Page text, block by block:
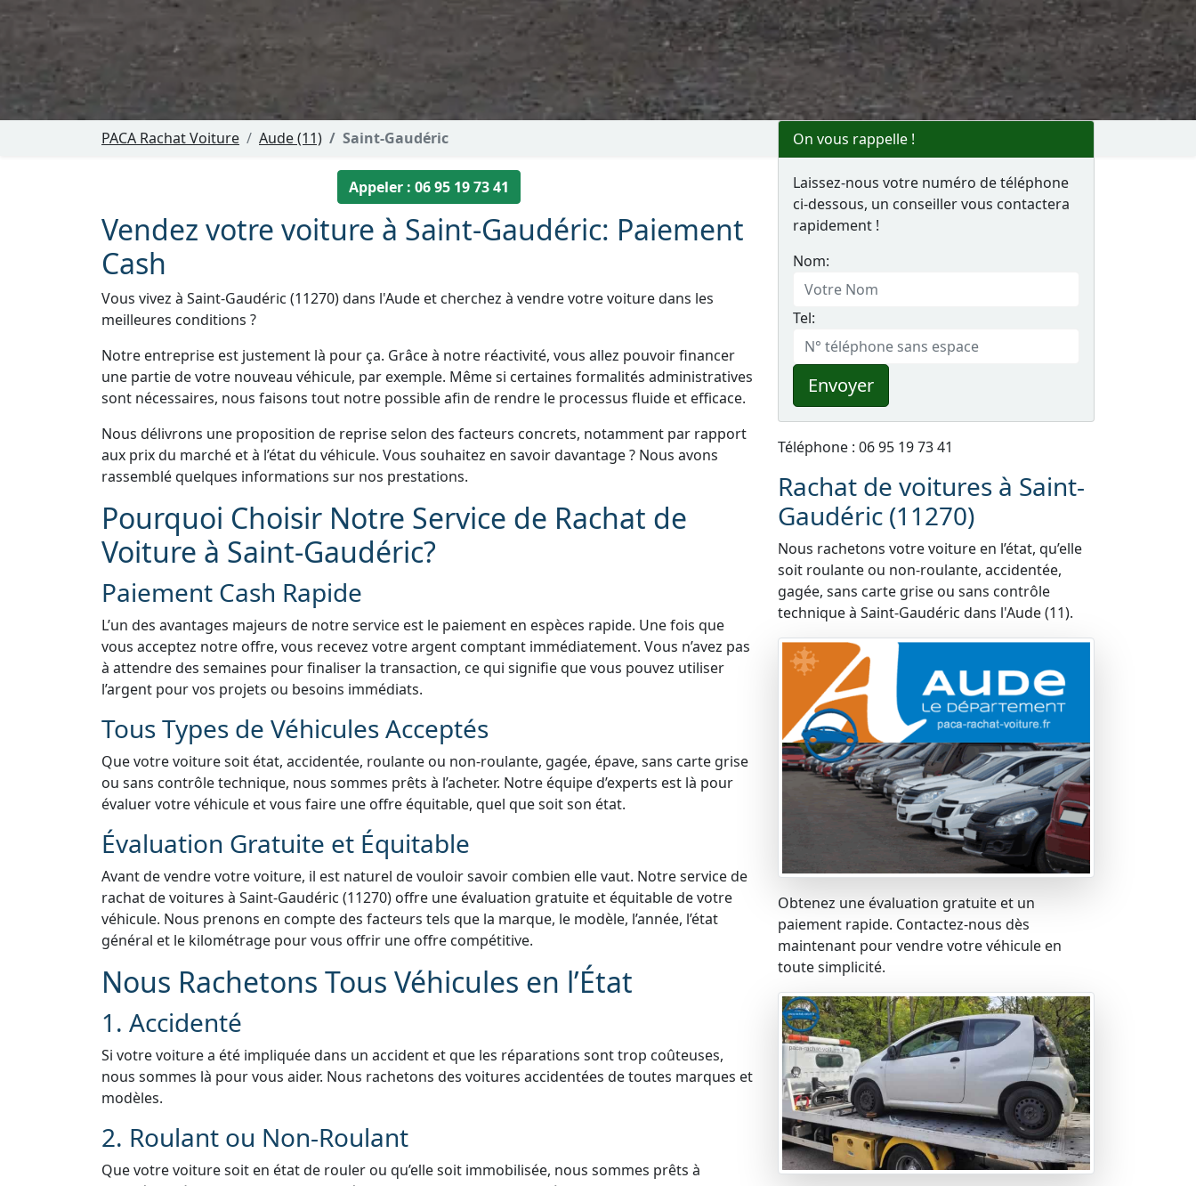
PACA Rachat Voiture Aude (11) Saint-Gaudéric
Appeler : 06 95 19 73 41
Vendez votre voiture à Saint-Gaudéric: Paiement
Cash
Vous vivez à Saint-Gaudéric (11270) dans l'Aude et cherchez à vendre votre voiture dans les
meilleures conditions ?
Notre entreprise est justement là pour ça. Grâce à notre réactivité, vous allez pouvoir financer
une partie de votre nouveau véhicule, par exemple. Même si certaines formalités administratives
sont nécessaires, nous faisons tout notre possible afin de rendre le processus fluide et efficace.
Nous délivrons une proposition de reprise selon des facteurs concrets, notamment par rapport
aux prix du marché et à l’état du véhicule. Vous souhaitez en savoir davantage ? Nous avons
rassemblé quelques informations sur nos prestations.
Pourquoi Choisir Notre Service de Rachat de
Voiture à Saint-Gaudéric?
Paiement Cash Rapide
L’un des avantages majeurs de notre service est le paiement en espèces rapide. Une fois que
vous acceptez notre offre, vous recevez votre argent comptant immédiatement. Vous n’avez pas
à attendre des semaines pour finaliser la transaction, ce qui signifie que vous pouvez utiliser
l’argent pour vos projets ou besoins immédiats.
Tous Types de Véhicules Acceptés
Que votre voiture soit état, accidentée, roulante ou non-roulante, gagée, épave, sans carte grise
ou sans contrôle technique, nous sommes prêts à l’acheter. Notre équipe d’experts est là pour
évaluer votre véhicule et vous faire une offre équitable, quel que soit son état.
Évaluation Gratuite et Équitable
Avant de vendre votre voiture, il est naturel de vouloir savoir combien elle vaut. Notre service de
rachat de voitures à Saint-Gaudéric (11270) offre une évaluation gratuite et équitable de votre
véhicule. Nous prenons en compte des facteurs tels que la marque, le modèle, l’année, l’état
général et le kilométrage pour vous offrir une offre compétitive.
Nous Rachetons Tous Véhicules en l’État
1. Accidenté
Si votre voiture a été impliquée dans un accident et que les réparations sont trop coûteuses,
nous sommes là pour vous aider. Nous rachetons des voitures accidentées de toutes marques et
modèles.
2. Roulant ou Non-Roulant
Que votre voiture soit en état de rouler ou qu’elle soit immobilisée, nous sommes prêts à
On vous rappelle !
Laissez-nous votre numéro de téléphone
ci-dessous, un conseiller vous contactera
rapidement !
Nom:
Tel:
Envoyer
Téléphone : 06 95 19 73 41
Rachat de voitures à Saint-
Gaudéric (11270)
Nous rachetons votre voiture en l’état, qu’elle
soit roulante ou non-roulante, accidentée,
gagée, sans carte grise ou sans contrôle
technique à Saint-Gaudéric dans l'Aude (11).
Obtenez une évaluation gratuite et un
paiement rapide. Contactez-nous dès
maintenant pour vendre votre véhicule en
toute simplicité.